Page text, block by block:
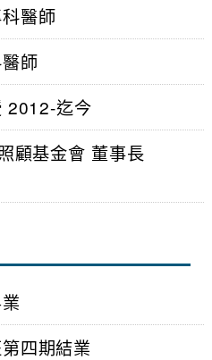
醫師
師
2012-迄今
顧基金會 董事長
四期結業